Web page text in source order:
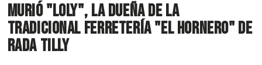
Murió "Loly", la dueña de la
tradicional ferretería "El Hornero" de
Rada Tilly